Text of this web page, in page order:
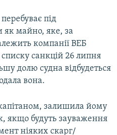
під
як майно, яке, за
компанії ВЕБ
санкцій 26 липня
долю судна відбудеться
вона.
залишила йому
якщо будуть зауваження
ніяких скарг/